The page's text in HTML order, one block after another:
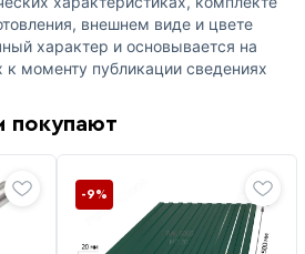
внешнем виде и цвете
характер и основывается на
к моменту публикации сведениях
покупают
-9%